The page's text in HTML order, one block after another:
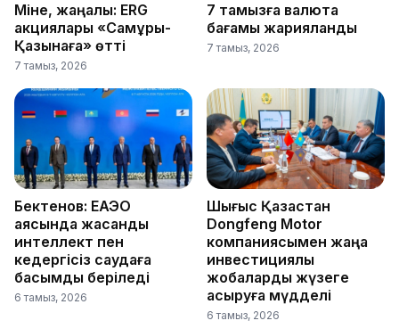
Міне, жаңалық: ERG
акциялары «Самұрық-
Қазынаға» өтті
7 тамыз, 2026
7 тамызға валюта
бағамы жарияланды
7 тамыз, 2026
Бектенов: ЕАЭО
аясында жасанды
интеллект пен
кедергісіз саудаға
басымдық беріледі
6 тамыз, 2026
Шығыс Қазақстан
Dongfeng Motor
компаниясымен жаңа
инвестициялық
жобаларды жүзеге
асыруға мүдделі
6 тамыз, 2026